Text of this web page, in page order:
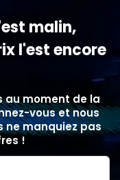
malin,
l'est encore
au moment de la
vous et nous
ne manquiez pas
!